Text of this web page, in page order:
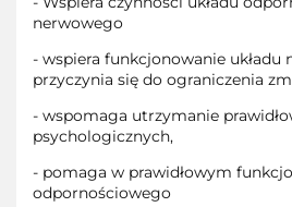
nerwowego
- wspiera funkcjonowanie układu
przyczynia się do ograniczenia
- wspomaga utrzymanie
psychologicznych,
- pomaga w prawidłowym
odpornościowego